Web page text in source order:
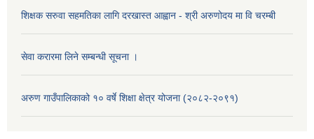
शिक्षक सरुवा सहमतिका लागि दरखास्त आह्वान - श्री अरुणोदय मा वि चरम्बी
सेवा करारमा लिने सम्बन्धी सूचना ।
अरुण गाउँपालिकाको १० वर्षे शिक्षा क्षेत्र योजना (२०८२-२०९१)